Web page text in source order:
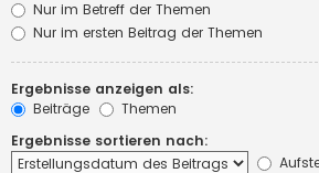
Nur im Betreff der Themen
Nur im ersten Beitrag der Themen
Ergebnisse anzeigen als:
Beiträge
Themen
Ergebnisse sortieren nach: